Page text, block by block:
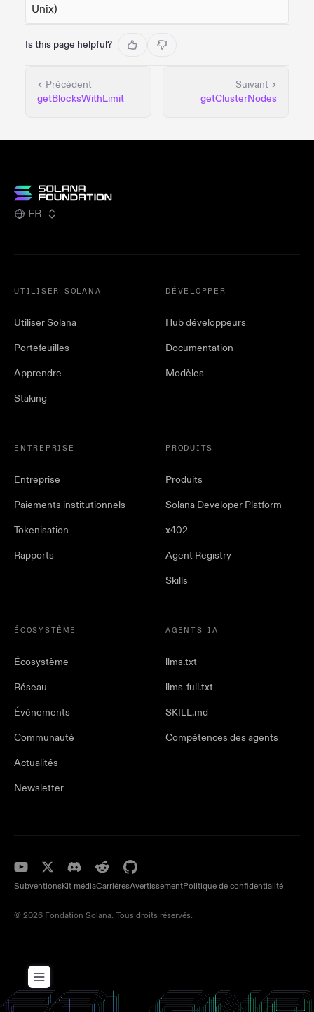
Unix)
Is this page helpful?
Précédent
getBlocksWithLimit
Suivant
getClusterNodes
FR
UTILISER SOLANA
Utiliser Solana
Portefeuilles
Apprendre
Staking
DÉVELOPPER
Hub développeurs
Documentation
Modèles
ENTREPRISE
Entreprise
Paiements institutionnels
Tokenisation
Rapports
PRODUITS
Produits
Solana Developer Platform
x402
Agent Registry
Skills
ÉCOSYSTÈME
Écosystème
Réseau
Événements
Communauté
Actualités
Newsletter
AGENTS IA
llms.txt
llms-full.txt
SKILL.md
Compétences des agents
SubventionsKit médiaCarrièresAvertissementPolitique de confidentialité
© 2026 Fondation Solana. Tous droits réservés.